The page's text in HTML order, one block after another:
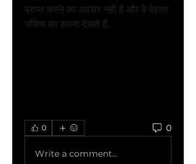
प्राप्त करने का अवसर नहीं है और वे बेहतर
भविष्य का सपना देखते हैं.
0 0
Write a comment...